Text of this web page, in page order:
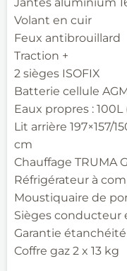
Jantes aluminium
Volant en cuir
Feux antibrouillard
Traction +
2 sièges ISOFIX
Batterie cellule
Eaux propres :
Lit arrière 197×157/
cm
Chauffage TRUMA
Réfrigérateur à
Moustiquaire de
Sièges conducteur
Garantie étanchéité
Coffre gaz 2 x 13 kg